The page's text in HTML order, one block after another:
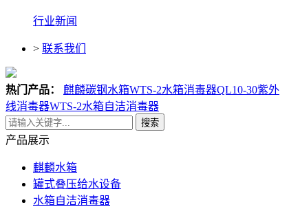
行业新闻
> 联系我们
热门产品： 麒麟碳钢水箱WTS-2水箱消毒器QL10-30紫外
线消毒器WTS-2水箱自洁消毒器
搜索
产品展示
麒麟水箱
罐式叠压给水设备
水箱自洁消毒器